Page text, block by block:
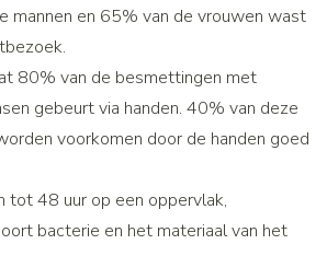
mannen en 65% van de vrouwen wast
80% van de besmettingen met
gebeurt via handen. 40% van deze
voorkomen door de handen goed
tot 48 uur op een oppervlak,
bacterie en het materiaal van het